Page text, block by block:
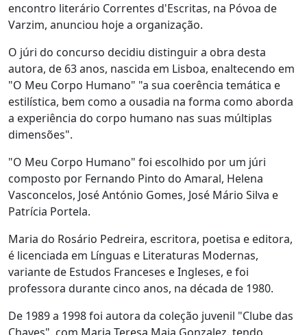
encontro literário Correntes d'Escritas, na Póvoa de
Varzim, anunciou hoje a organização.
O júri do concurso decidiu distinguir a obra desta
autora, de 63 anos, nascida em Lisboa, enaltecendo em
"O Meu Corpo Humano" "a sua coerência temática e
estilística, bem como a ousadia na forma como aborda
a experiência do corpo humano nas suas múltiplas
dimensões".
"O Meu Corpo Humano" foi escolhido por um júri
composto por Fernando Pinto do Amaral, Helena
Vasconcelos, José António Gomes, José Mário Silva e
Patrícia Portela.
Maria do Rosário Pedreira, escritora, poetisa e editora,
é licenciada em Línguas e Literaturas Modernas,
variante de Estudos Franceses e Ingleses, e foi
professora durante cinco anos, na década de 1980.
De 1989 a 1998 foi autora da coleção juvenil "Clube das